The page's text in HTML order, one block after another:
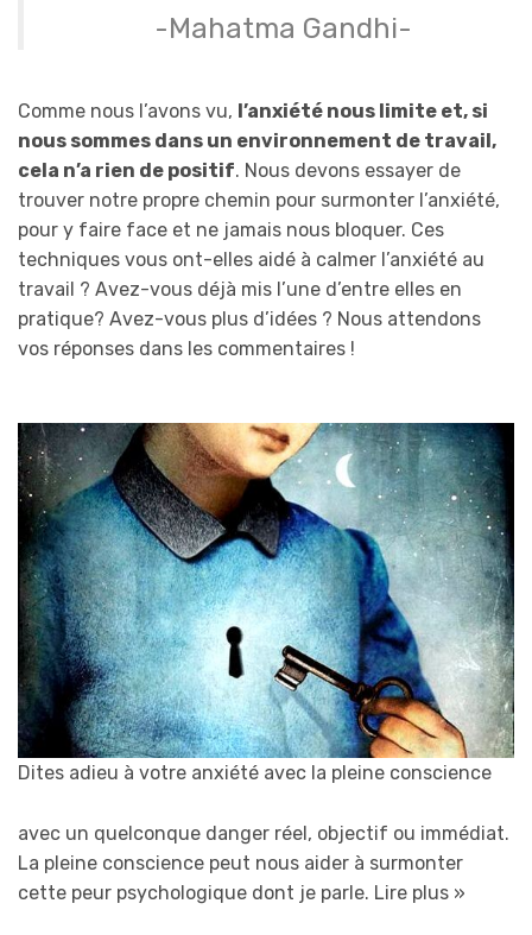
-Mahatma Gandhi-
Comme nous l’avons vu, l’anxiété nous limite et, si
nous sommes dans un environnement de travail,
cela n’a rien de positif. Nous devons essayer de
trouver notre propre chemin pour surmonter l’anxiété,
pour y faire face et ne jamais nous bloquer. Ces
techniques vous ont-elles aidé à calmer l’anxiété au
travail ? Avez-vous déjà mis l’une d’entre elles en
pratique? Avez-vous plus d’idées ? Nous attendons
vos réponses dans les commentaires !
Dites adieu à votre anxiété avec la pleine conscience
avec un quelconque danger réel, objectif ou immédiat.
La pleine conscience peut nous aider à surmonter
cette peur psychologique dont je parle. Lire plus »